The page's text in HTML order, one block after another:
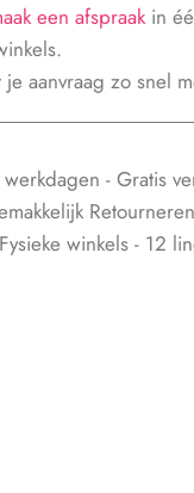
een afspraak in
aanvraag zo snel
- Gratis
winkels - 12